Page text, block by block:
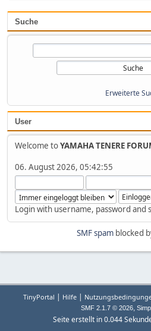
Suche
Erweiterte
User
Welcome toYAMAHA TENERE
06. August 2026, 05:42:55
Login with username, password and
SMF spamblocked
TinyPortal Hilfe
SMF 2.1.7 © 2026,
Seite erstellt in 0.044